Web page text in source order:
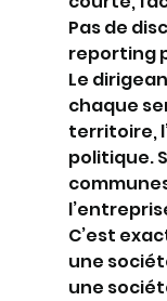
Pas de
reporting
Le
chaque
territoire,
politique.
C’est
une
une